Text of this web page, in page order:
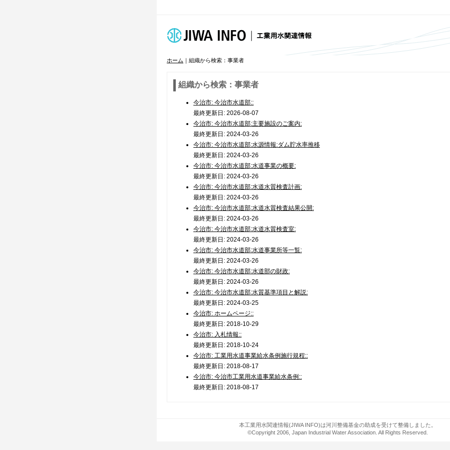
ホーム ｜組織から検索：事業者
組織から検索：事業者
今治市: 今治市水道部::
最終更新日: 2026-08-07
今治市: 今治市水道部:主要施設のご案内:
最終更新日: 2024-03-26
今治市: 今治市水道部:水源情報:ダム貯水率推移
最終更新日: 2024-03-26
今治市: 今治市水道部:水道事業の概要:
最終更新日: 2024-03-26
今治市: 今治市水道部:水道水質検査計画:
最終更新日: 2024-03-26
今治市: 今治市水道部:水道水質検査結果公開:
最終更新日: 2024-03-26
今治市: 今治市水道部:水道水質検査室:
最終更新日: 2024-03-26
今治市: 今治市水道部:水道事業所等一覧:
最終更新日: 2024-03-26
今治市: 今治市水道部:水道部の財政:
最終更新日: 2024-03-26
今治市: 今治市水道部:水質基準項目と解説:
最終更新日: 2024-03-25
今治市: ホームページ::
最終更新日: 2018-10-29
今治市: 入札情報::
最終更新日: 2018-10-24
今治市: 工業用水道事業給水条例施行規程::
最終更新日: 2018-08-17
今治市: 今治市工業用水道事業給水条例::
最終更新日: 2018-08-17
本工業用水関連情報(JIWA INFO)は河川整備基金の助成を受けて整備しました。
©Copyright 2006, Japan Industrial Water Association. All Rights Reserved.